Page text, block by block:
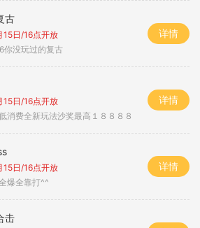
古
15日/16点开放
你没玩过的复古
详情
15日/16点开放
消费全新玩法沙奖最高１８８８８
详情
15日/16点开放
爆全靠打^^
详情
击